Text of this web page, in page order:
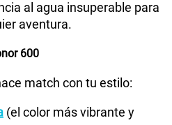
175GBen alta velocidad
al agua insuperable para
aventura.
600
match con tu estilo:
(el color más vibrante y